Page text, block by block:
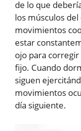
de lo que
los músculos
movimientos
estar
ojo para
fijo. Cuando
siguen
movimientos
día siguiente.